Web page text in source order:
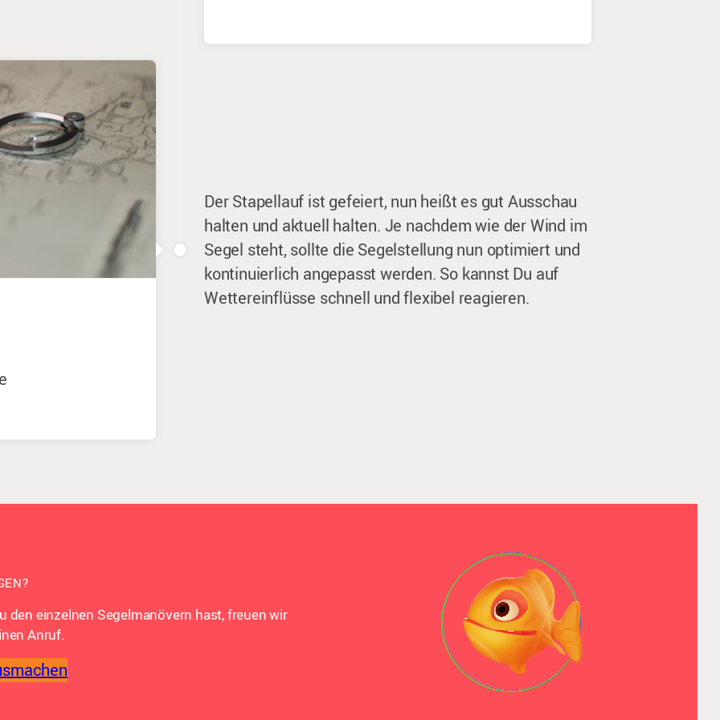
Der Stapellauf ist gefeiert, nun heißt es gut Ausschau
halten und aktuell halten. Je nachdem wie der Wind im
Segel steht, sollte die Segelstellung nun optimiert und
kontinuierlich angepasst werden. So kannst Du auf
Wettereinflüsse schnell und flexibel reagieren.
einzelnen Segelmanövern hast, freuen wir
Anruf.